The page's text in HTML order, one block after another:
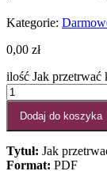
Kategorie:
0,00 zł
ilość Jak
Dodaj do koszyka
Tytuł: Jak
Format: PDF